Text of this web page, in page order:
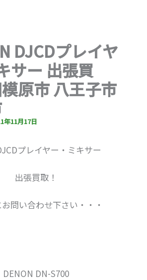
DJCDプレイヤ
サー 出張買
原市 八王子市
年11月17日
プレイヤー・ミキサー
出張買取！
問い合わせ下さい・・・
DENON DN-S700